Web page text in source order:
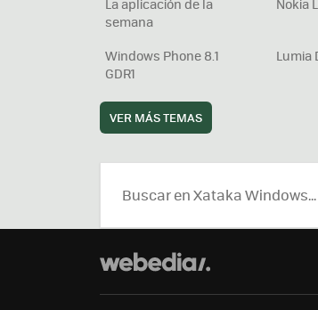
semana
Windows Phone 8.1
GDR1
Lumia
VER MÁS TEMAS